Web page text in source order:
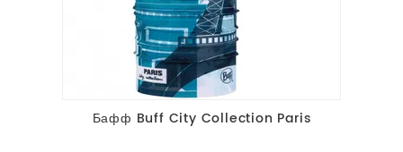
Бафф Buff City Collection Paris